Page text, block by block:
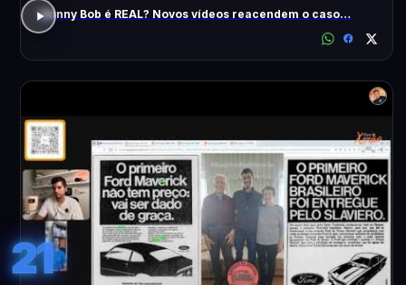
Skinny Bob é REAL? Novos vídeos reacendem o caso…
21